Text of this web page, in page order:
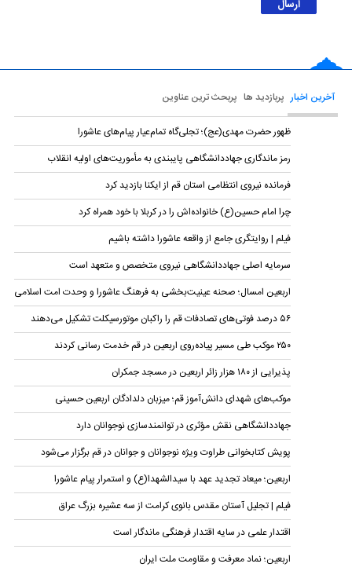
آخرین اخبار پربازدید ها پربحث ترین عناوین
ظهور حضرت مهدی(عج)؛ تجلی‌گاه تمام‌عیار پیام‌های عاشورا
رمز ماندگاری جهاددانشگاهی پایبندی به مأموریت‌های اولیه انقلاب
فرمانده نیروی انتظامی استان قم از ایکنا بازدید کرد
چرا امام حسین(ع) خانواده‌اش را در کربلا با خود همراه کرد
فیلم | روایتگری جامع از واقعه عاشورا داشته باشیم
سرمایه اصلی جهاددانشگاهی نیروی متخصص و متعهد است
اربعین امسال؛ صحنه عینیت‌بخشی به فرهنگ عاشورا و وحدت امت اسلامی
۵۶ درصد فوتی‌های تصادفات قم را راکبان موتورسیکلت تشکیل می‌دهند
۲۵۰ موکب طی مسیر پیاده‌روی اربعین در قم خدمت رسانی کردند
پذیرایی از ۱۸۰ هزار زائر اربعین در مسجد جمکران
موکب‌های شهدای دانش‌آموز قم؛ میزبان دلدادگان اربعین حسینی
جهاددانشگاهی نقش مؤثری در توانمندسازی نوجوانان دارد
پویش کتابخوانی طراوت ویژه نوجوانان و جوانان در قم برگزار می‌شود
اربعین؛ میعاد تجدید عهد با سیدالشهدا(ع) و استمرار پیام عاشورا
فیلم | تجلیل آستان مقدس بانوی کرامت از سه عشیره بزرگ عراق
اقتدار علمی در سایه اقتدار فرهنگی ماندگار است
اربعین؛ نماد معرفت و مقاومت ملت ایران